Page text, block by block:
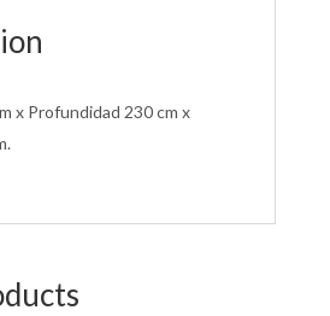
x Profundidad 230 cm x